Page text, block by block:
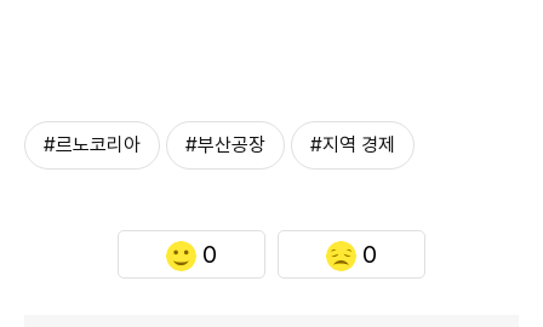
#르노코리아 #부산공장 #지역 경제
0 0